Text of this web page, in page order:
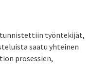
tunnistettiin työntekijät,
saatu yhteinen
prosessien,